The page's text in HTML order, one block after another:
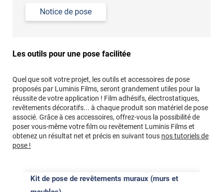
Notice de pose
Les outils pour une pose facilitée
Quel que soit votre projet, les outils et accessoires de pose
proposés par Luminis Films, seront grandement utiles pour la
réussite de votre application ! Film adhésifs, électrostatiques,
revêtements décoratifs... à chaque produit son matériel de pose
associé. Grâce à ces accessoires, offrez-vous la possibilité de
poser vous-même votre film ou revêtement Luminis Films et
obtenez un résultat net et précis en suivant tous nos tutoriels de
pose !
Kit de pose de revêtements muraux (murs et